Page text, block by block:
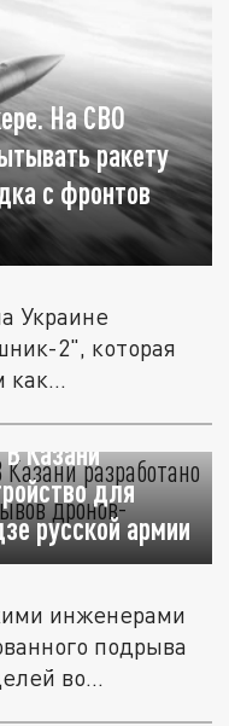
На СВО
ракету
с фронтов
Украине
2", которая
как...
Казани
для
русской армии
инженерами
подрыва
во...